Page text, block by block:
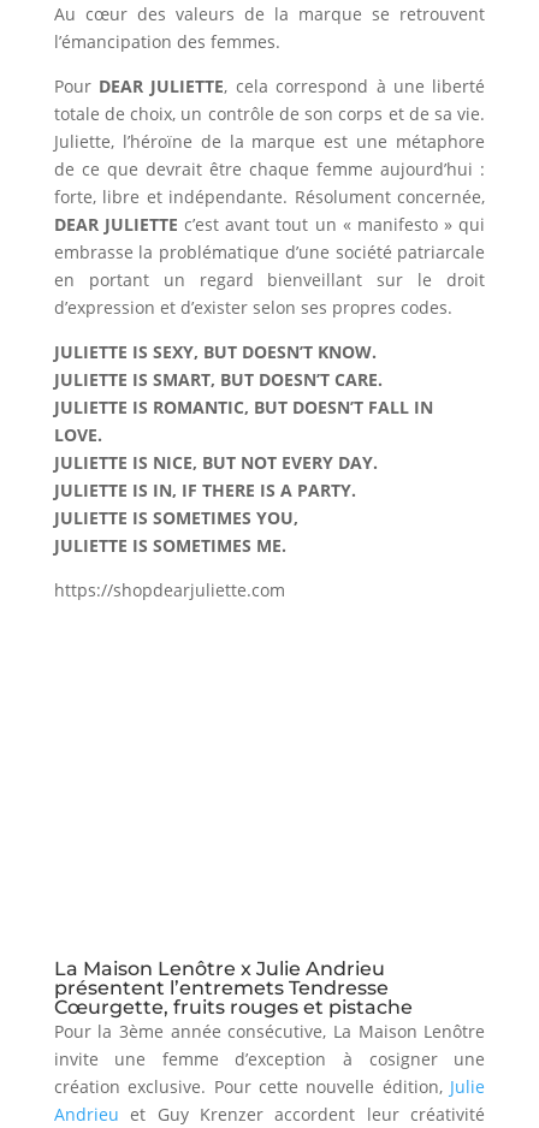
Au cœur des valeurs de la marque se retrouvent
l’émancipation des femmes.
Pour DEAR JULIETTE, cela correspond à une liberté
totale de choix, un contrôle de son corps et de sa vie.
Juliette, l’héroïne de la marque est une métaphore
de ce que devrait être chaque femme aujourd’hui :
forte, libre et indépendante. Résolument concernée,
DEAR JULIETTE c’est avant tout un « manifesto » qui
embrasse la problématique d’une société patriarcale
en portant un regard bienveillant sur le droit
d’expression et d’exister selon ses propres codes.
JULIETTE IS SEXY, BUT DOESN’T KNOW.
JULIETTE IS SMART, BUT DOESN’T CARE.
JULIETTE IS ROMANTIC, BUT DOESN’T FALL IN
LOVE.
JULIETTE IS NICE, BUT NOT EVERY DAY.
JULIETTE IS IN, IF THERE IS A PARTY.
JULIETTE IS SOMETIMES YOU,
JULIETTE IS SOMETIMES ME.
https://shopdearjuliette.com
La Maison Lenôtre x Julie Andrieu
présentent l’entremets Tendresse
Cœurgette, fruits rouges et pistache
Pour la 3ème année consécutive, La Maison Lenôtre
invite une femme d’exception à cosigner une
création exclusive. Pour cette nouvelle édition, Julie
Andrieu et Guy Krenzer accordent leur créativité